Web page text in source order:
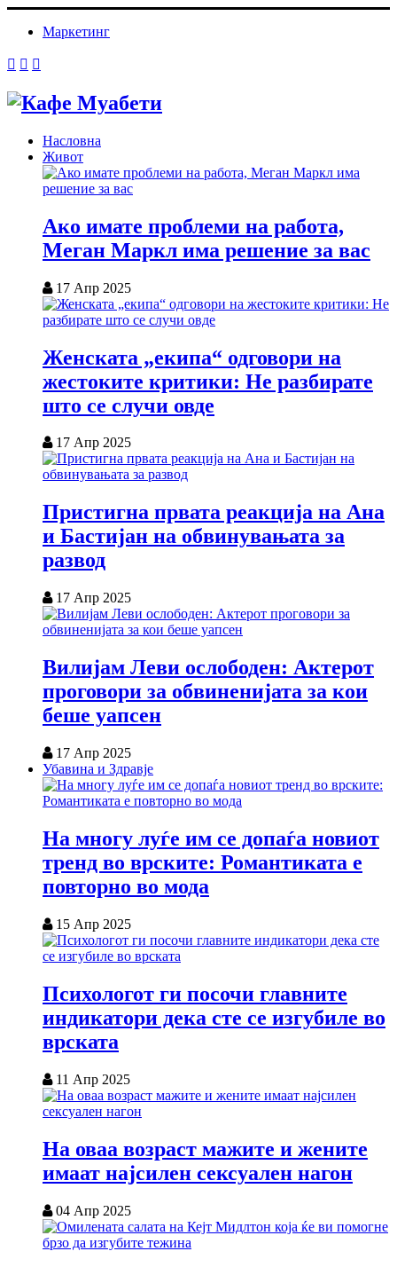
Маркетинг
Насловна
Живот
Ако имате проблеми на работа,
Меган Маркл има решение за вас
17 Апр 2025
Женската „екипа“ одговори на
жестоките критики: Не разбирате
што се случи овде
17 Апр 2025
Пристигна првата реакција на Ана
и Бастијан на обвинувањата за
развод
17 Апр 2025
Вилијам Леви ослободен: Актерот
проговори за обвиненијата за кои
беше уапсен
17 Апр 2025
Убавина и Здравје
На многу луѓе им се допаѓа новиот
тренд во врските: Романтиката е
повторно во мода
15 Апр 2025
Психологот ги посочи главните
индикатори дека сте се изгубиле во
врската
11 Апр 2025
На оваа возраст мажите и жените
имаат најсилен сексуален нагон
04 Апр 2025